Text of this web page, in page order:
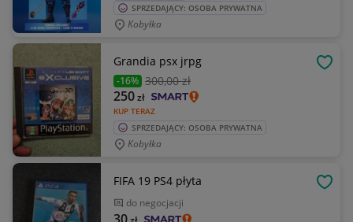
SPRZEDAJĄCY: OSOBA PRYWATNA
Kobyłka
Grandia psx jrpg
-16% 300,00 zł
KUP TERAZ
250zł
SPRZEDAJĄCY: OSOBA PRYWATNA
Kobyłka
FIFA 19 PS4 płyta
do negocjacji